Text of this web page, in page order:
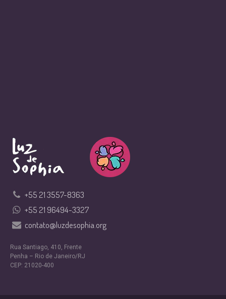
+55 21 3557-8363
+55 21 96494-3327
contato@luzdesophia.org
Rua Santiago, 410, Frente
Penha – Rio de Janeiro/RJ
CEP: 21020-400